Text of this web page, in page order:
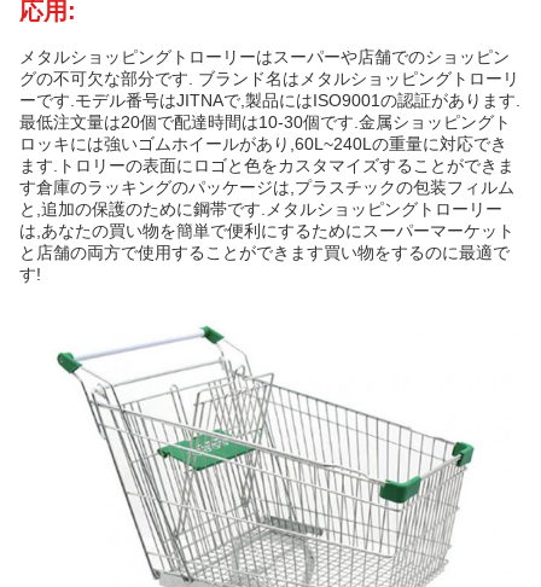
応用:
メタルショッピングトローリーはスーパーや店舗でのショッピン
グの不可欠な部分です. ブランド名はメタルショッピングトローリ
ーです.モデル番号はJITNAで,製品にはISO9001の認証があります.
最低注文量は20個で配達時間は10-30個です.金属ショッピングト
ロッキには強いゴムホイールがあり,60L~240Lの重量に対応でき
ます.トロリーの表面にロゴと色をカスタマイズすることができま
す倉庫のラッキングのパッケージは,プラスチックの包装フィルム
と,追加の保護のために鋼帯です.メタルショッピングトローリー
は,あなたの買い物を簡単で便利にするためにスーパーマーケット
と店舗の両方で使用することができます買い物をするのに最適で
す!